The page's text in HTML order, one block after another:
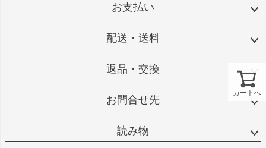
カートへ
お支払い
配送・送料
返品・交換
お問合せ先
読み物